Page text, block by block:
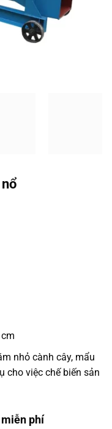
nhỏ cành cây, mẩu
cho việc chế biến sản
phí